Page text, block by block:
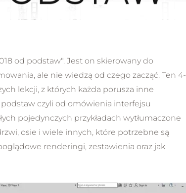
od podstaw". Jest on skierowany do
ale nie wiedzą od czego zacząć. Ten 4-
lekcji, z których każda porusza inne
czyli od omówienia interfejsu
pojedynczych przykładach wytłumaczone
osie i wiele innych, które potrzebne są
renderingi, zestawienia oraz jak